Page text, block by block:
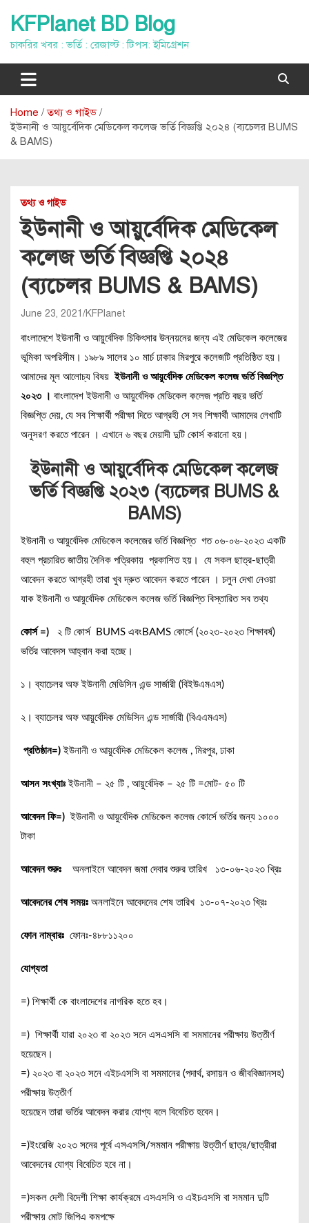
content
KFPlanet BD Blog
চাকরির খবর : ভর্তি : রেজাল্ট : টিপস: ইমিগ্রেশন
Home
তথ্য ও গাইড
ইউনানী ও আয়ুর্বেদিক মেডিকেল কলেজ ভর্তি বিজ্ঞপ্তি ২০২৪ (ব্যচেলর BUMS
& BAMS)
তথ্য ও গাইড
ইউনানী ও আয়ুর্বেদিক মেডিকেল
কলেজ ভর্তি বিজ্ঞপ্তি ২০২৪
(ব্যচেলর BUMS & BAMS)
June 23, 2021 KFPlanet
বাংলাদেশে ইউনানী ও আয়ুর্বেদিক চিকিৎসার উন্নয়নের জন্য এই মেডিকেল কলেজের
ভূমিকা অপরিসীম। ১৯৮৯ সালের ১০ মার্চ ঢাকার মিরপুরে কলেজটি প্রতিষ্ঠিত হয়।
আমাদের মূল আলোচ্য বিষয় ইউনানী ও আয়ুর্বেদিক মেডিকেল কলেজ ভর্তি বিজ্ঞপ্তি
২০২৩ । বাংলাদেশ ইউনানী ও আয়ুর্বেদিক মেডিকেল কলেজ প্রতি বছর ভর্তি
বিজ্ঞপ্তি দেয়, যে সব শিক্ষার্থী পরীক্ষা দিতে আগ্রহী সে সব শিক্ষার্থী আমাদের লেখাটি
অনুসরণ করতে পারেন । এখানে ৬ বছর মেয়াদী দুটি কোর্স করানো হয়।
ইউনানী ও আয়ুর্বেদিক মেডিকেল কলেজ
ভর্তি বিজ্ঞপ্তি ২০২৩ (ব্যচেলর BUMS &
BAMS)
ইউনানী ও আয়ুর্বেদিক মেডিকেল কলেজের ভর্তি বিজ্ঞপ্তি গত ০৬-০৬-২০২৩ একটি
বহুল প্রচারিত জাতীয় দৈনিক পত্রিকায় প্রকাশিত হয়। যে সকল ছাত্র-ছাত্রী
আবেদন করতে আগ্রহী তারা খুব দ্রুত আবেদন করতে পারেন । চলুন দেখা নেওয়া
যাক ইউনানী ও আয়ুর্বেদিক মেডিকেল কলেজ ভর্তি বিজ্ঞপ্তি বিস্তারিত সব তথ্য
কোর্স =) ২ টি কোর্স BUMS এবংBAMS কোর্সে (২০২৩-২০২৩ শিক্ষাবর্ষ)
ভর্তির আবেদস আহ্বান করা হচ্ছে।
১। ব্যাচেলর অফ ইউনানী মেডিসিন এন্ড সার্জারী (বিইউএমএস)
২। ব্যাচেলর অফ আয়ুর্বেদিক মেডিসিন এন্ড সার্জারী (বিএএমএস)
প্রতিষ্ঠান=) ইউনানী ও আয়ুর্বেদিক মেডিকেল কলেজ , মিরপুর, ঢাকা
আসন সংখ্যাঃ ইউনানী – ২৫ টি , আয়ুর্বেদিক – ২৫ টি =মোট- ৫০ টি
আবেদন ফি=) ইউনানী ও আয়ুর্বেদিক মেডিকেল কলেজ কোর্সে ভর্তির জন্য ১০০০
টাকা
আবেদন শুরুঃ অনলাইনে আবেদন জমা দেবার শুরুর তারিখ ১৩-০৬-২০২৩ খ্রিঃ
আবেদনের শেষ সময়ঃ অনলাইনে আবেদনের শেষ তারিখ ১৩-০৭-২০২৩ খ্রিঃ
ফোন নাম্বারঃ ফোনঃ-৪৮৮১১২০০
যোগ্যতা
=) শিক্ষার্থী কে বাংলাদেশের নাগরিক হতে হব।
=) শিক্ষার্থী যারা ২০২৩ বা ২০২৩ সনে এসএসসি বা সমমানের পরীক্ষায় উত্তীর্ণ
হয়েছেন।
=) ২০২৩ বা ২০২৩ সনে এইচএসসি বা সমমানের (পদার্থ, রসায়ন ও জীববিজ্ঞানসহ)
পরীক্ষায় উত্তীর্ণ
হয়েছেন তারা ভর্তির আবেদন করার যোগ্য বলে বিবেচিত হবেন।
=)ইংরেজি ২০২৩ সনের পূর্বে এসএসসি/সমমান পরীক্ষায় উত্তীর্ণ ছাত্র/ছাত্রীরা
আবেদনের যোগ্য বিবেচিত হবে না।
=)সকল দেশী বিদেশী শিক্ষা কার্যক্রমে এসএসসি ও এইচএসসি বা সমমান দুটি
পরীক্ষায় মোট জিপিএ কমপক্ষে